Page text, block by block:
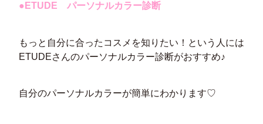
●ETUDE パーソナルカラー診断
もっと自分に合ったコスメを知りたい！という人には
ETUDEさんのパーソナルカラー診断がおすすめ♪
自分のパーソナルカラーが簡単にわかります♡